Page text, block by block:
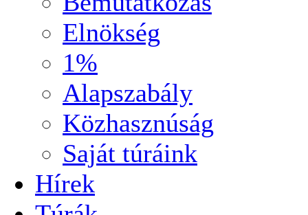
Elnökség
1%
Alapszabály
Közhasznúság
Saját túráink
Hírek